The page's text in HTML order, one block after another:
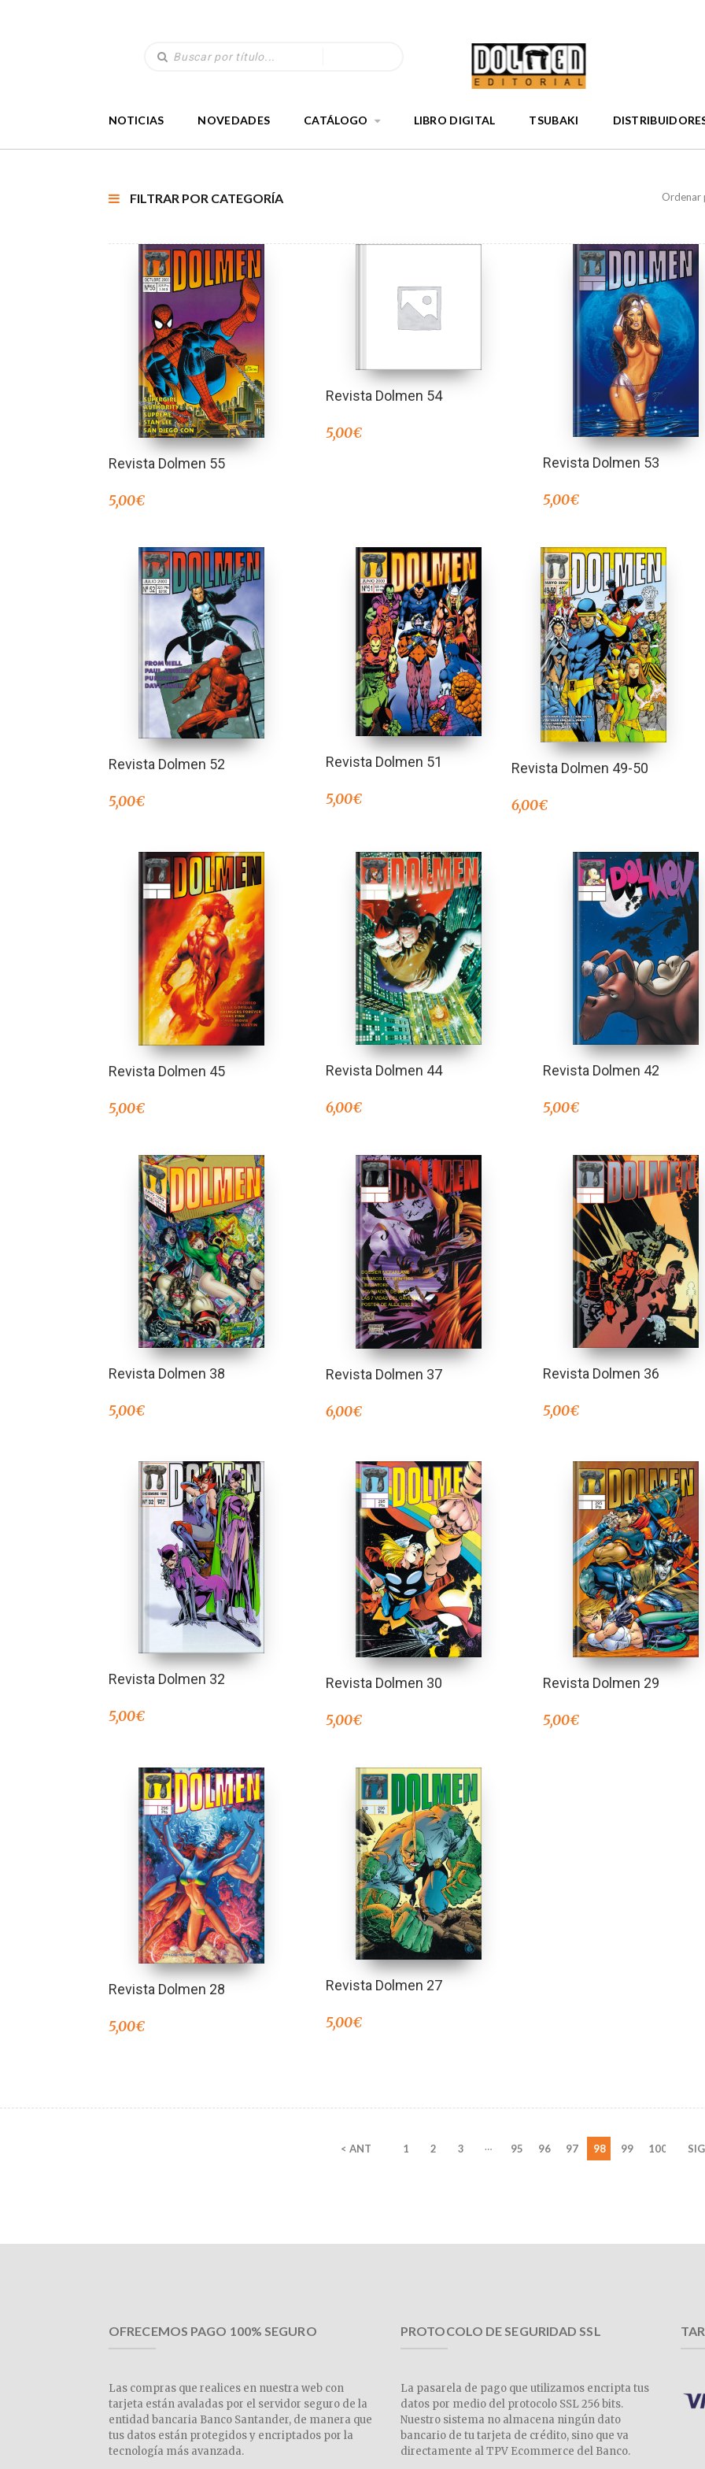
NOTICIAS NOVEDADES CATÁLOGO LIBRO DIGITAL TSUBAKI
FILTRAR POR CATEGORÍA Ordenar
Revista Dolmen 55
5,00€
Revista Dolmen 54
5,00€
Revista Dolmen 53
5,00€
Revista Dolmen 52
5,00€
Revista Dolmen 51
5,00€
Revista Dolmen 49-50
6,00€
Revista Dolmen 45
5,00€
Revista Dolmen 44
6,00€
Revista Dolmen 42
5,00€
Revista Dolmen 38
5,00€
Revista Dolmen 37
6,00€
Revista Dolmen 36
5,00€
Revista Dolmen 32
5,00€
Revista Dolmen 30
5,00€
Revista Dolmen 29
5,00€
Revista Dolmen 28
5,00€
Revista Dolmen 27
5,00€
< ANT 1 2 3 … 95 96 97 98 99 100
OFRECEMOS PAGO 100% SEGURO
Las compras que realices en nuestra web con
tarjeta están avaladas por el servidor seguro de la
entidad bancaria Banco Santander, de manera que
tus datos están protegidos y encriptados por la
tecnología más avanzada.
PROTOCOLO DE SEGURIDAD SSL
La pasarela de pago que utilizamos encripta tus
datos por medio del protocolo SSL 256 bits.
Nuestro sistema no almacena ningún dato
bancario de tu tarjeta de crédito, sino que va
directamente al TPV Ecommerce del Banco.